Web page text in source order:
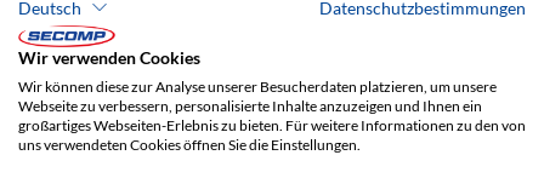
Brands Impressum AGB
Deutsch
Datenschutzbestimmungen
Wir verwenden Cookies
Wir können diese zur Analyse unserer Besucherdaten platzieren, um unsere
Webseite zu verbessern, personalisierte Inhalte anzuzeigen und Ihnen ein
großartiges Webseiten-Erlebnis zu bieten. Für weitere Informationen zu den von
uns verwendeten Cookies öffnen Sie die Einstellungen.